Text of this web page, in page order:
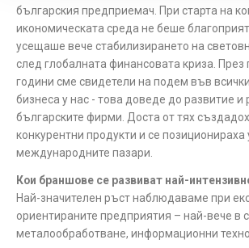
българския предприемач. При старта на
икономическата среда не беше
усещаше вече стабилизирането на
след глобалната финансовата криза. През
години сме свидетели на подем във
бизнеса у нас - това доведе до развитие и
българските фирми. Доста от тях
конкурентни продукти и се
международните пазари.
Кои браншове се развиват най-
Най-значителен ръст наблюдаваме при
ориентираните предприятия – най-вече в
металообработване, информационни